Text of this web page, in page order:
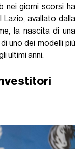
nei giorni scorsi ha
Lazio, avallato dalla
la nascita di una
uno dei modelli più
ultimi anni.